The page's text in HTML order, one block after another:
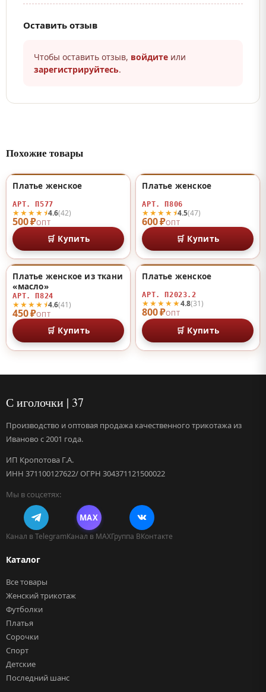
Оставить отзыв
Чтобы оставить отзыв, войдите или
зарегистрируйтесь.
Похожие товары
500 ₽ОПТ
★★★★⯨4.6(42)
Платье женское
АРТ. П577
🛒 Купить
600 ₽ОПТ
★★★★⯨4.5(47)
Платье женское
АРТ. П806
🛒 Купить
♡
450 ₽ОПТ
★★★★⯨4.6(41)
Платье женское из ткани
«масло»
АРТ. П824
🛒 Купить
800 ₽ОПТ
★★★★★4.8(31)
Платье женское
АРТ. П2023.2
🛒 Купить
С иголочки | 37
Производство и оптовая продажа качественного трикотажа из
Иваново с 2001 года.
ИП Кропотова Г.А.
ИНН 371100127622/ ОГРН 304371121500022
Мы в соцсетях:
Канал в Telegram
MAX
Канал в MAXГруппа ВКонтакте
Каталог
Все товары
Женский трикотаж
Футболки
Платья
Сорочки
Спорт
Детские
Последний шанс